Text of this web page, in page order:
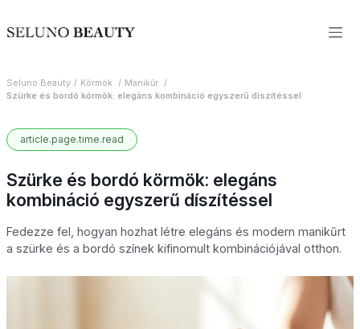
Seluno Beauty Körmök
Manikűr
Szürke és bordó körmök: elegáns kombináció egyszerű díszítéssel
article.page.time.read
Szürke és bordó körmök: elegáns
kombináció egyszerű díszítéssel
Fedezze fel, hogyan hozhat létre elegáns és modern manikűrt
a szürke és a bordó színek kifinomult kombinációjával otthon.